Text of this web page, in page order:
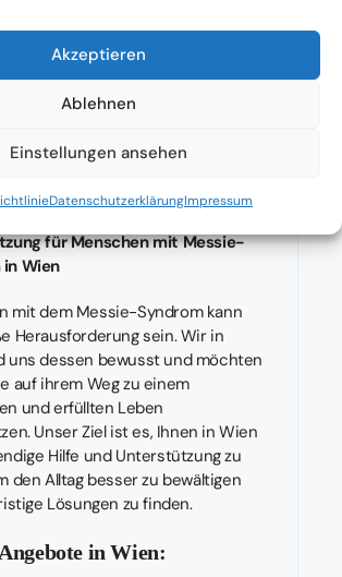
Akzeptieren
Ablehnen
Einstellungen ansehen
DatenschutzerklärungImpressum
: Wir sind auch am
für Sie da und passen uns
Anforderungen an.
für Menschen mit Messie-
Wien
mit dem Messie-Syndrom kann
Herausforderung sein. Wir in
uns dessen bewusst und möchten
auf ihrem Weg zu einem
und erfüllten Leben
Unser Ziel ist es, Ihnen in Wien
Hilfe und Unterstützung zu
den Alltag besser zu bewältigen
Lösungen zu finden.
in Wien: